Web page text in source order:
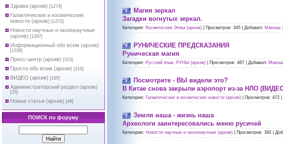
Здрава (архив) [1274]
Галактические и космические
новости (архив) [1272]
Новости научные и околонаучные
(архив) [1287]
Информационный обо всем (архив)
[1336]
Пресс-центр (архив) [333]
Просто обо всем (архив) [210]
ВИДЕО (архив) [165]
Администраторский раздел (архив)
[25]
Новые статьи (архив) [48]
ПОИСК по форуму
Магия зеркал
Загадки вогнутых зеркал.
Категория: Космическая Этика (архив) Просмотров: 345 Добавил: Макошь
РУНИЧЕСКИЕ ПРЕДСКАЗАНИЯ
Руническая магия
Категория: Русский язык. РУНЫ (архив) Просмотров: 487 Добавил:
Посмотрите - ВЫ видели это?
В Китае снова закрыли аэропорт из-за НЛО
Категория: Галактические и космические новости (архив) Просмотров: 472
Земля наша - жизнь наша
Археологи заинтересовались меню русичей
Категория: Новости научные и околонаучные (архив) Просмотров: 392